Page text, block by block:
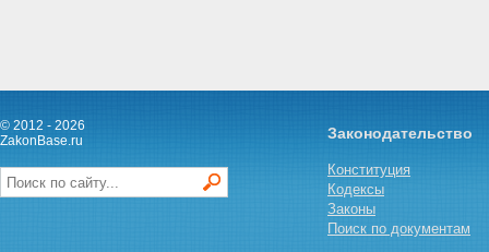
© 2012 - 2026
ZakonBase.ru
Законодательство
Конституция
Кодексы
Законы
Поиск по документам